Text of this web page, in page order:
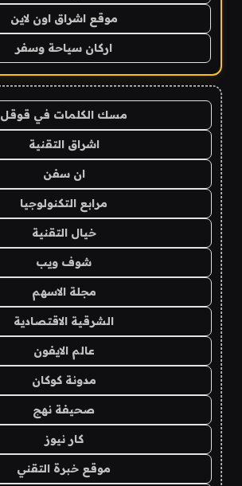
موقع اشراق اون لاين
اركان سياحة وسفر
مسك الكلمات في قوقل
اشراق التقنية
ان سفن
مرابع التكنولوجيا
خيال التقنية
شوف ويب
مجلة الاسهم
الشرقية الاقتصادية
عالم الايفون
مدونة كوكان
صحيفة نهج
كار نيوز
موقع خبرة التقني